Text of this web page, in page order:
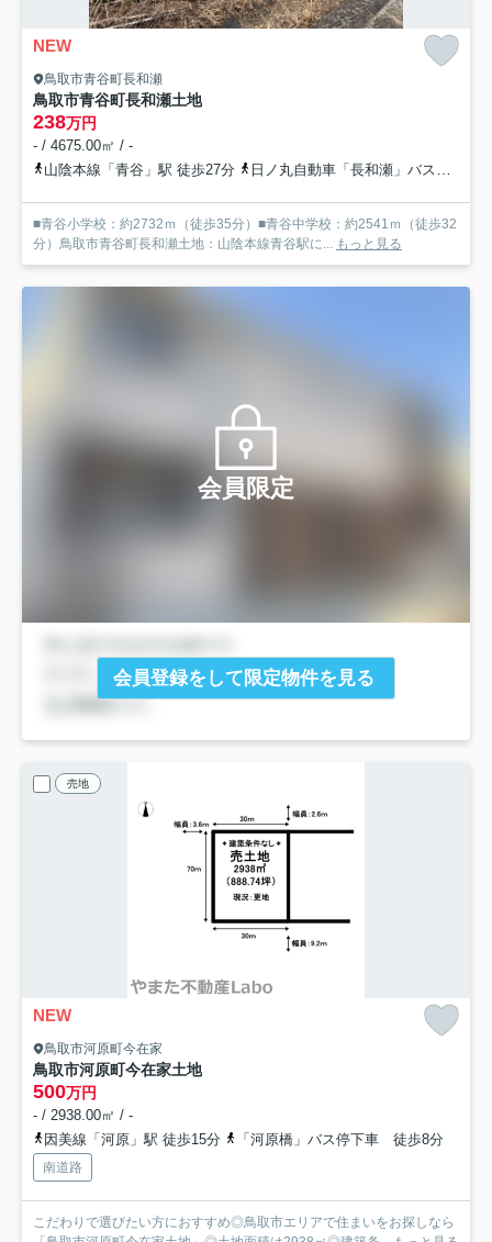
NEW
鳥取市青谷町長和瀬
鳥取市青谷町長和瀬土地
238万円
- / 4675.00㎡ / -
山陰本線「青谷」駅 徒歩27分
日ノ丸自動車「長和瀬」バス停下車 徒歩9分
■青谷小学校：約2732ｍ（徒歩35分）■青谷中学校：約2541ｍ（徒歩32
分）鳥取市青谷町長和瀬土地：山陰本線青谷駅に... もっと見る
会員限定
会員登録をして限定物件を見る
売地
NEW
鳥取市河原町今在家
鳥取市河原町今在家土地
500万円
- / 2938.00㎡ / -
因美線「河原」駅 徒歩15分
「河原橋」バス停下車 徒歩8分
南道路
こだわりで選びたい方におすすめ◎鳥取市エリアで住まいをお探しなら